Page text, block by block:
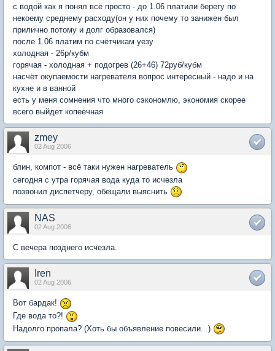
с водой как я понял всё просто - до 1.06 платили берегу по
некоему среднему расходу(он у них почему то занижен был
прилично потому и долг образовался)
после 1.06 платим по счётчикам уезу
холодная - 26р/кубм
горячая - холодная + подогрев (26+46) 72руб/кубм
насчёт окупаемости нагревателя вопрос интересный - надо и на
кухне и в ванной
есть у меня сомнения что много сэкономлю, экономия скорее
всего выйдет копеечная
zmey
02 Aug 2006
блин, компот - всё таки нужен нагреватель
сегодня с утра горячая вода куда то исчезла
позвонил диспетчеру, обещали выяснить
NAS
02 Aug 2006
C вечера позднего исчезла.
Iren
02 Aug 2006
Вот бардак!
Где вода то?!
Надолго пропала? (Хоть бы объявление повесили...)